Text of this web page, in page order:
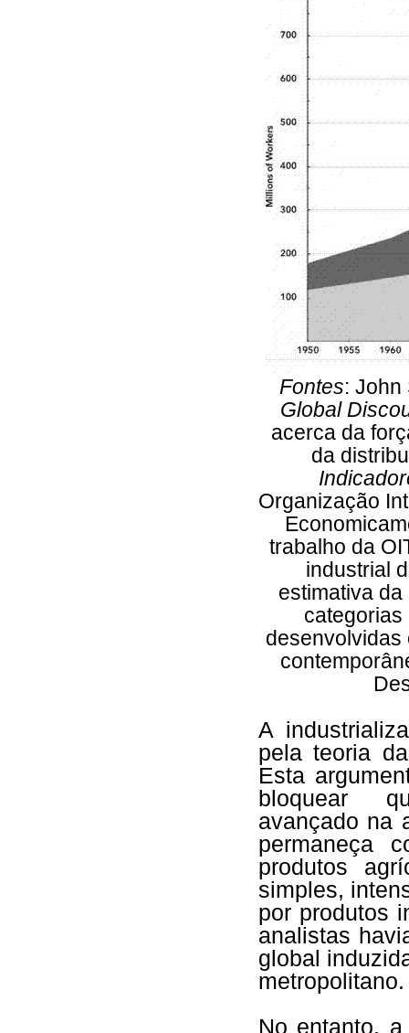
Fontes: John
Global
acerca da
da
Organização
trabalho da
industrial
estimativa
categorias
desenvolvidas
A
pela teoria
Esta
bloquear
avançado na
permaneça
produtos
simples,
por produtos
analistas
global
metropolitano.
No entanto,